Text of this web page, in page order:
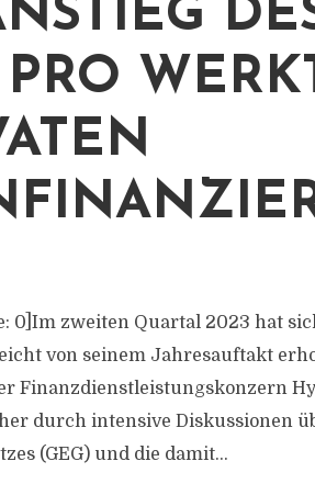
0]Im zweiten Quartal 2023 hat
von seinem Jahresauftakt
Finanzdienstleistungskonzern
durch intensive Diskussionen
(GEG) und die damit...